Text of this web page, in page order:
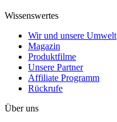
Wissenswertes
Wir und unsere Umwelt
Magazin
Produktfilme
Unsere Partner
Affiliate Programm
Rückrufe
Über uns